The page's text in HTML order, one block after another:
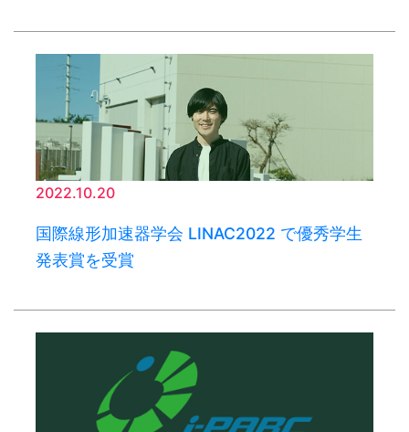
2022.10.20
国際線形加速器学会 LINAC2022 で優秀学生
発表賞を受賞